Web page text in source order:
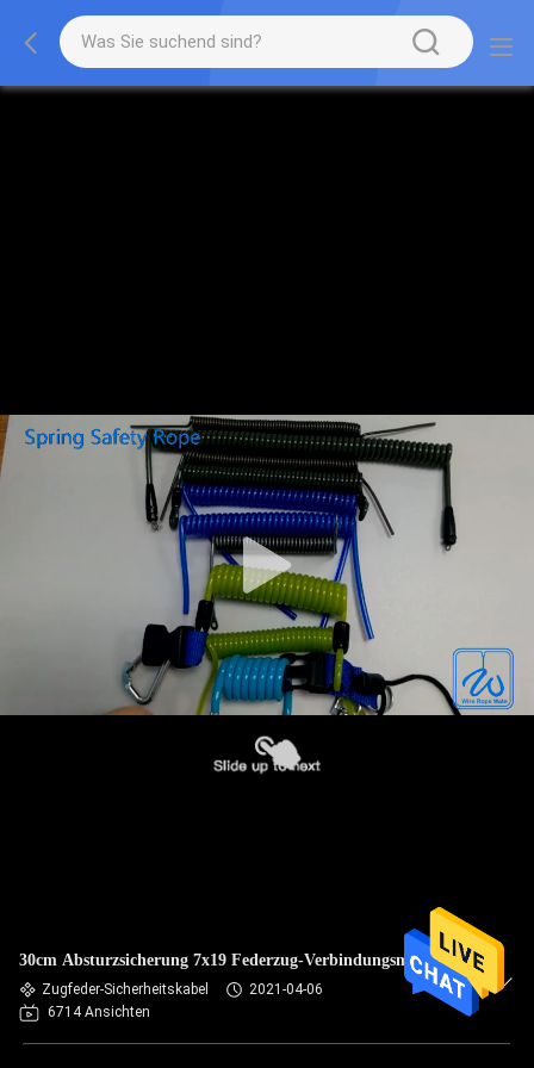
30cm Absturzsicherung 7x19 Federzug-Verbindungsmittel
Zugfeder-Sicherheitskabel
2021-04-06
6714 Ansichten